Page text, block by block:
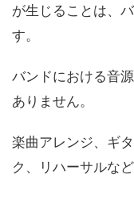
が生じることは、
す。
バンドにおける音
ありません。
楽曲アレンジ、ギ
ク、リハーサルな